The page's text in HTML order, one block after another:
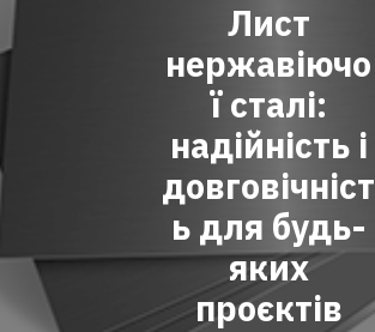
Лист
нержавіючо
ї сталі:
надійність і
довговічніст
ь для будь-
яких
проєктів